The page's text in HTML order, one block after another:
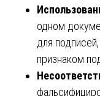
одном
для
признаком